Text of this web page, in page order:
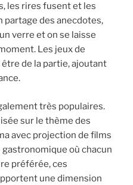
les rires fusent et les
partage des anecdotes,
verre et on se laisse
Les jeux de
de la partie, ajoutant
très populaires.
sur le thème des
avec projection de films
où chacun
préférée, ces
une dimension